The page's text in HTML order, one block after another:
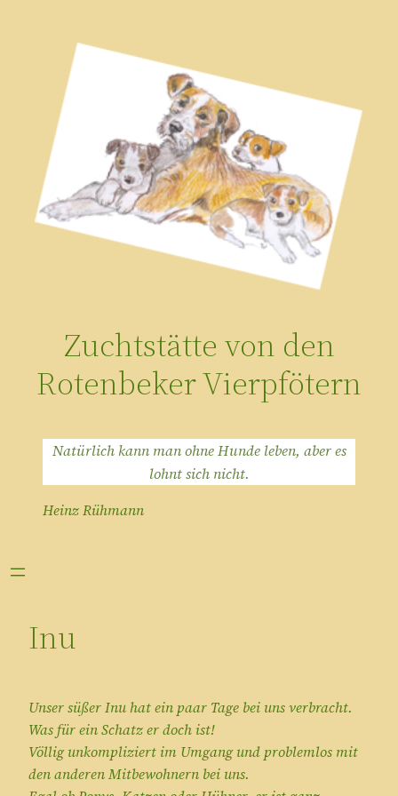
Zuchtstätte von den
Rotenbeker Vierpfötern
Natürlich kann man ohne Hunde leben, aber es
lohnt sich nicht.
Heinz Rühmann
Inu
Unser süßer Inu hat ein paar Tage bei uns verbracht.
Was für ein Schatz er doch ist!
Völlig unkompliziert im Umgang und problemlos mit
den anderen Mitbewohnern bei uns.